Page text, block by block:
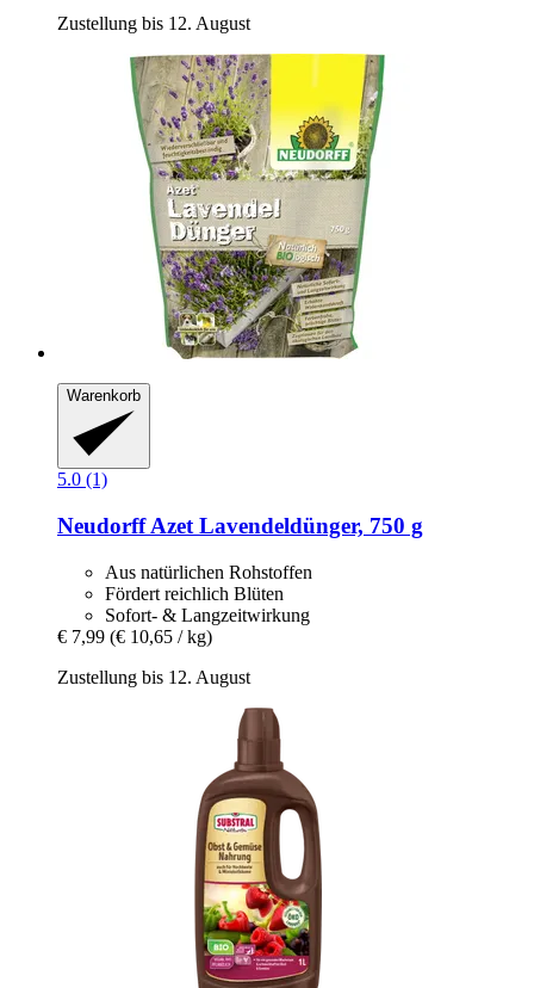
Zustellung bis 12. August
Warenkorb
5.0 (1)
NeudorffAzet Lavendeldünger, 750 g
Aus natürlichen Rohstoffen
Fördert reichlich Blüten
Sofort- & Langzeitwirkung
€ 7,99 (€ 10,65 / kg)
Zustellung bis 12. August